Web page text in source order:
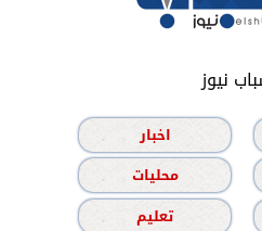
نيوز
اخبار
محليات
تعليم